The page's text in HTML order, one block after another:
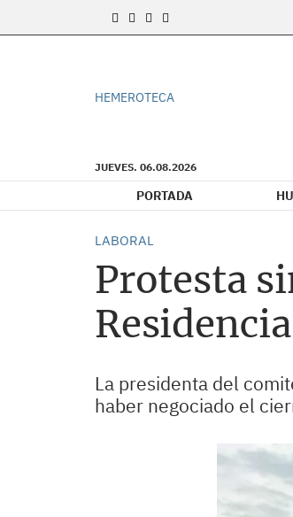
HEMEROTECA
JUEVES. 06.08.2026
PORTADA
LABORAL
Protesta
La presidenta del
haber negociado el